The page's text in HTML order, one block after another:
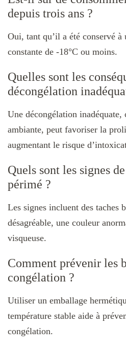
depuis trois ans ?
Oui, tant qu’il a été conservé à
constante de -18°C ou moins.
Quelles sont les
décongélation
Une décongélation inadéquate,
ambiante, peut favoriser la
augmentant le risque
Quels sont les signes
périmé ?
Les signes incluent des taches
désagréable, une couleur
visqueuse.
Comment prévenir les
congélation ?
Utiliser un emballage
température stable aide à
congélation.